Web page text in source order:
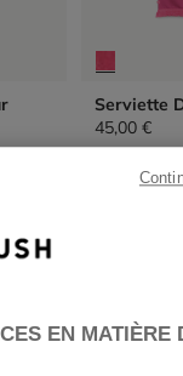
Serviette
45,00 €
PRIX DOUX
EN MATIÈRE